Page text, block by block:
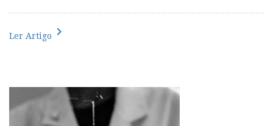
Ler Artigo chevron_right